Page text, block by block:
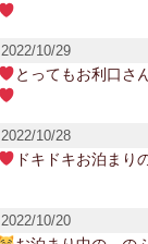
2022/10/29
とってもお利口さ
2022/10/28
ドキドキお泊まり
2022/10/20